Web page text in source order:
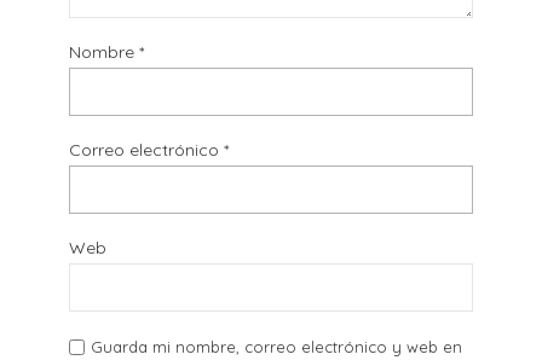
Nombre *
Correo electrónico *
Web
Guarda mi nombre, correo electrónico y web en